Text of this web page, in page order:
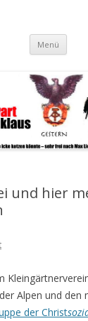
denMenü Zum
und hier
Alpen und den
der Christ